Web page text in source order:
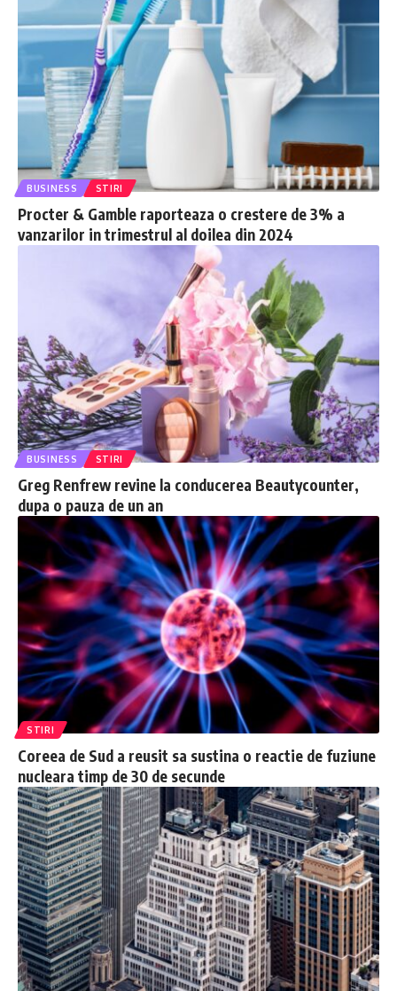
BUSINESS STIRI
Procter & Gamble raporteaza o crestere de 3% a
vanzarilor in trimestrul al doilea din 2024
BUSINESS STIRI
Greg Renfrew revine la conducerea Beautycounter,
dupa o pauza de un an
STIRI
Coreea de Sud a reusit sa sustina o reactie de fuziune
nucleara timp de 30 de secunde